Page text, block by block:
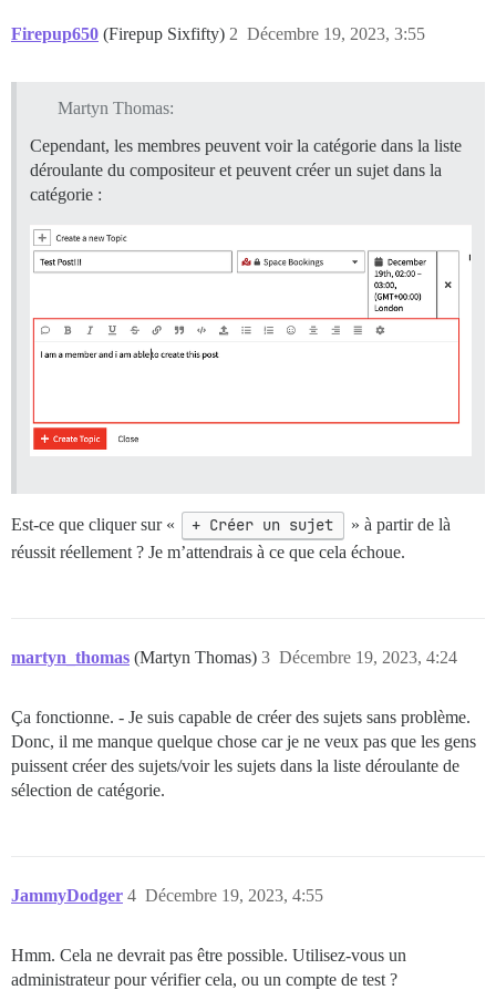
Firepup650 (Firepup Sixfifty) Décembre 19, 2023, 3:55
2
Martyn Thomas:
Cependant, les membres peuvent voir la catégorie dans la liste
déroulante du compositeur et peuvent créer un sujet dans la
catégorie :
Est-ce que cliquer sur « + Créer un sujet
» à partir de là
réussit réellement ? Je m’attendrais à ce que cela échoue.
martyn_thomas (Martyn Thomas) Décembre 19, 2023, 4:24
3
Ça fonctionne. - Je suis capable de créer des sujets sans problème.
Donc, il me manque quelque chose car je ne veux pas que les gens
puissent créer des sujets/voir les sujets dans la liste déroulante de
sélection de catégorie.
JammyDodger Décembre 19, 2023, 4:55
4
Hmm. Cela ne devrait pas être possible. Utilisez-vous un
administrateur pour vérifier cela, ou un compte de test ?